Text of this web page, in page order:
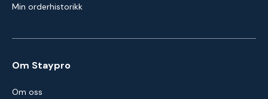
Min orderhistorikk
Om Staypro
Om oss